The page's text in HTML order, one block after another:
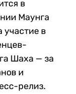
в
Маунга
участие в
Шаха — за
и
релиз.